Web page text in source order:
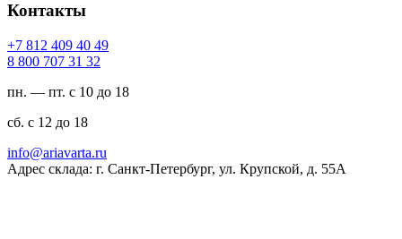
Контакты
94 04 904 218 7+
23 13 707 008 8
пн. — пт. с 10 до 18
сб. с 12 до 18
ur.atravaira@ofni
Адрес склада: г. Санкт-Петербург, ул. Крупской, д. 55А